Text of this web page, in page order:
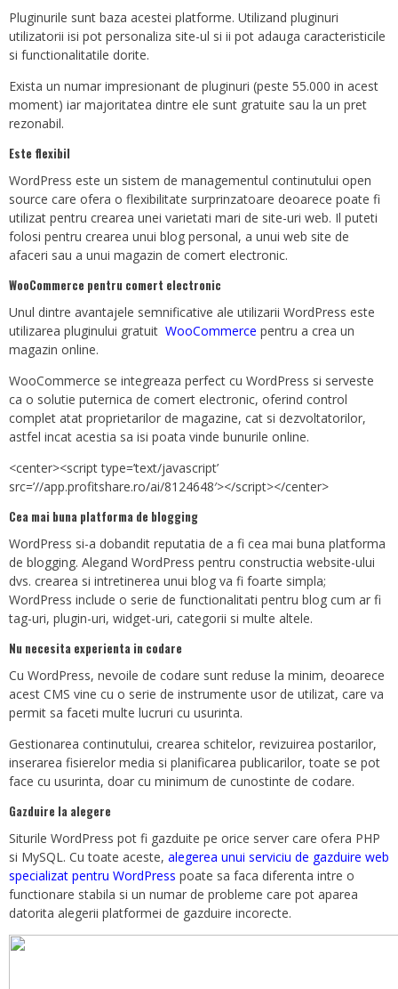
Pluginurile sunt baza acestei platforme. Utilizand pluginuri
utilizatorii isi pot personaliza site-ul si ii pot adauga caracteristicile
si functionalitatile dorite.
Exista un numar impresionant de pluginuri (peste 55.000 in acest
moment) iar majoritatea dintre ele sunt gratuite sau la un pret
rezonabil.
Este flexibil
WordPress este un sistem de managementul continutului open
source care ofera o flexibilitate surprinzatoare deoarece poate fi
utilizat pentru crearea unei varietati mari de site-uri web. Il puteti
folosi pentru crearea unui blog personal, a unui web site de
afaceri sau a unui magazin de comert electronic.
WooCommerce pentru comert electronic
Unul dintre avantajele semnificative ale utilizarii WordPress este
utilizarea pluginului gratuit WooCommerce pentru a crea un
magazin online.
WooCommerce se integreaza perfect cu WordPress si serveste
ca o solutie puternica de comert electronic, oferind control
complet atat proprietarilor de magazine, cat si dezvoltatorilor,
astfel incat acestia sa isi poata vinde bunurile online.
<center><script type=’text/javascript’
src=’//app.profitshare.ro/ai/8124648′></script></center>
Cea mai buna platforma de blogging
WordPress si-a dobandit reputatia de a fi cea mai buna platforma
de blogging. Alegand WordPress pentru constructia website-ului
dvs. crearea si intretinerea unui blog va fi foarte simpla;
WordPress include o serie de functionalitati pentru blog cum ar fi
tag-uri, plugin-uri, widget-uri, categorii si multe altele.
Nu necesita experienta in codare
Cu WordPress, nevoile de codare sunt reduse la minim, deoarece
acest CMS vine cu o serie de instrumente usor de utilizat, care va
permit sa faceti multe lucruri cu usurinta.
Gestionarea continutului, crearea schitelor, revizuirea postarilor,
inserarea fisierelor media si planificarea publicarilor, toate se pot
face cu usurinta, doar cu minimum de cunostinte de codare.
Gazduire la alegere
Siturile WordPress pot fi gazduite pe orice server care ofera PHP
si MySQL. Cu toate aceste, alegerea unui serviciu de gazduire web
specializat pentru WordPress poate sa faca diferenta intre o
functionare stabila si un numar de probleme care pot aparea
datorita alegerii platformei de gazduire incorecte.